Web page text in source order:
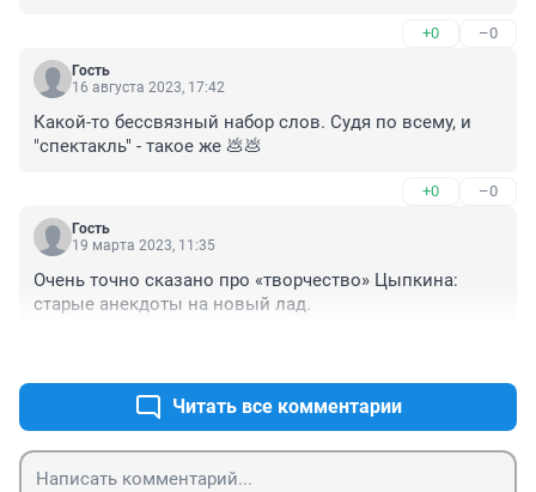
+0 –0
Гость
16 августа 2023, 17:42
Какой-то бессвязный набор слов. Судя по всему, и
"спектакль" - такое же 💩💩
+0 –0
Гость
19 марта 2023, 11:35
Очень точно сказано про «творчество» Цыпкина:
старые анекдоты на новый лад.
Читать все комментарии